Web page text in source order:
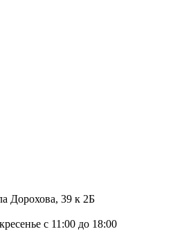
Дорохова, 39 к 2Б
с 11:00 до 18:00